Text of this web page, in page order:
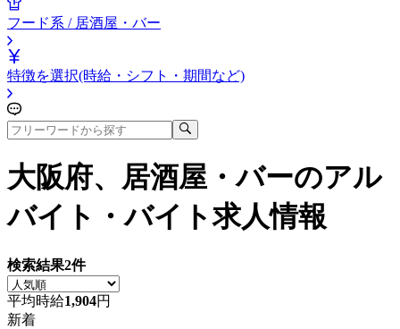
フード系 / 居酒屋・バー
特徴を選択(時給・シフト・期間など)
大阪府、居酒屋・バーのアル
バイト・バイト求人情報
検索結果2件
平均時給1,904円
新着